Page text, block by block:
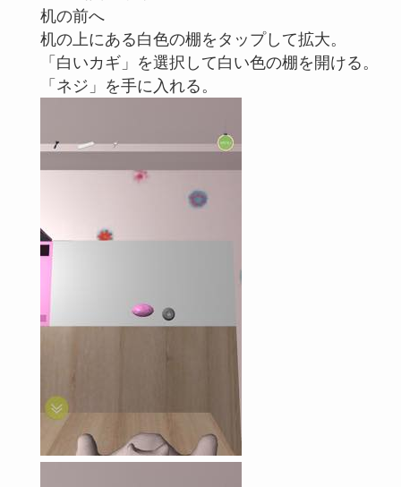
机の前へ
机の上にある白色の棚をタップして拡大。
「白いカギ」を選択して白い色の棚を開ける。
「ネジ」を手に入れる。